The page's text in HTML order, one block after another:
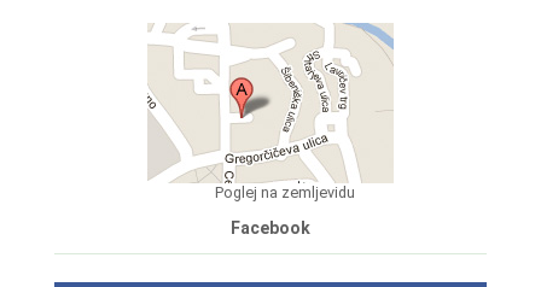
Poglej na zemljevidu
Facebook